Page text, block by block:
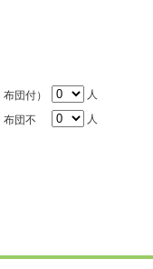
団付）
人
布団不
人